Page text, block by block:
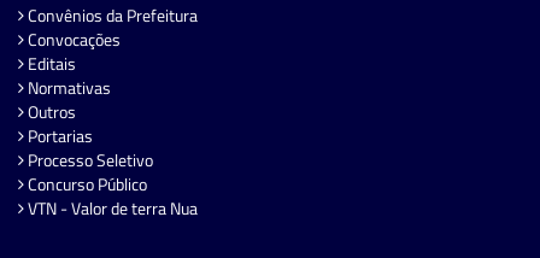
Convênios da Prefeitura
Convocações
Editais
Normativas
Outros
Portarias
Processo Seletivo
Concurso Público
VTN - Valor de terra Nua